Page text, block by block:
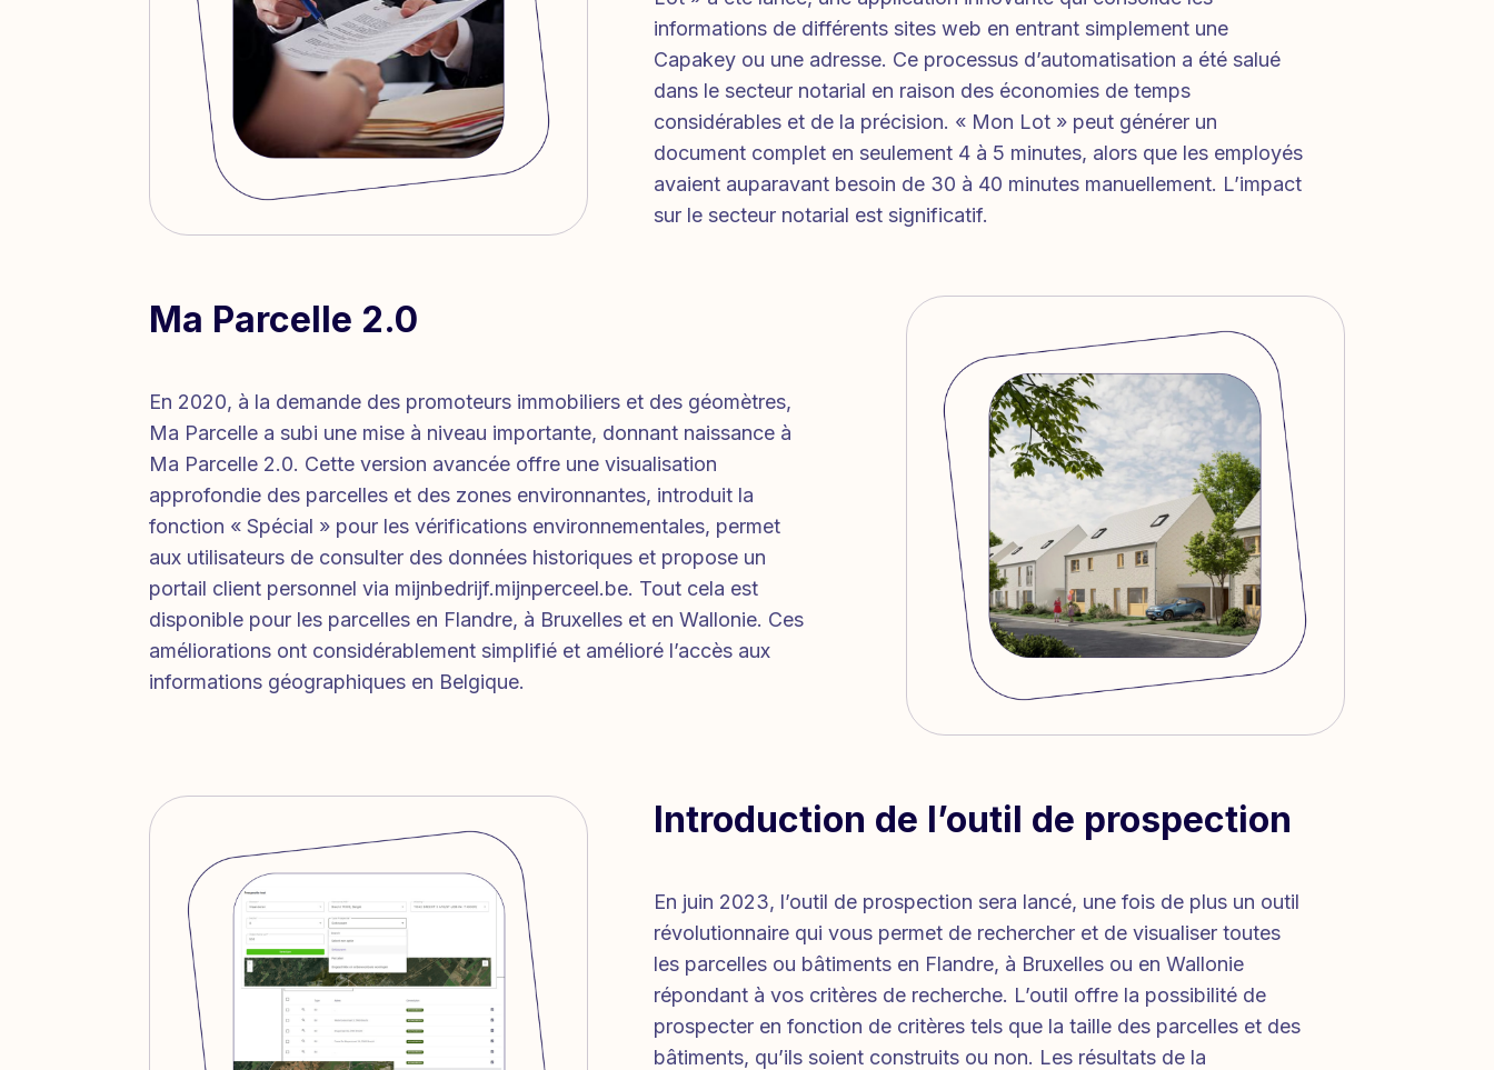
informations de différents sites web en entrant simplement une
Capakey ou une adresse. Ce processus d’automatisation a été salué
dans le secteur notarial en raison des économies de temps
considérables et de la précision. « Mon Lot » peut générer un
document complet en seulement 4 à 5 minutes, alors que les employés
avaient auparavant besoin de 30 à 40 minutes manuellement. L’impact
sur le secteur notarial est significatif.
Ma Parcelle 2.0
En 2020, à la demande des promoteurs immobiliers et des géomètres,
Ma Parcelle a subi une mise à niveau importante, donnant naissance à
Ma Parcelle 2.0. Cette version avancée offre une visualisation
approfondie des parcelles et des zones environnantes, introduit la
fonction « Spécial » pour les vérifications environnementales, permet
aux utilisateurs de consulter des données historiques et propose un
portail client personnel via mijnbedrijf.mijnperceel.be. Tout cela est
disponible pour les parcelles en Flandre, à Bruxelles et en Wallonie. Ces
améliorations ont considérablement simplifié et amélioré l’accès aux
informations géographiques en Belgique.
Introduction de l’outil de prospection
En juin 2023, l’outil de prospection sera lancé, une fois de plus un outil
révolutionnaire qui vous permet de rechercher et de visualiser toutes
les parcelles ou bâtiments en Flandre, à Bruxelles ou en Wallonie
répondant à vos critères de recherche. L’outil offre la possibilité de
prospecter en fonction de critères tels que la taille des parcelles et des
bâtiments, qu’ils soient construits ou non. Les résultats de la